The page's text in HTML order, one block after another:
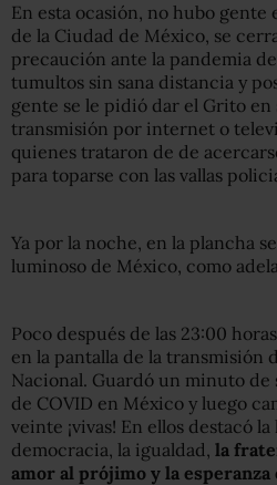
En esta ocasión, no hubo gente
de la Ciudad de México, se
precaución ante la pandemia
tumultos sin sana distancia y
gente se le pidió dar el Grito en
transmisión por internet o
quienes trataron de de
para toparse con las vallas
Ya por la noche, en la plancha
luminoso de México, como
Poco después de las 23:00
en la pantalla de la transmisión
Nacional. Guardó un minuto
de COVID en México y luego
veinte ¡vivas! En ellos destacó
democracia, la igualdad, la
amor al prójimo y la